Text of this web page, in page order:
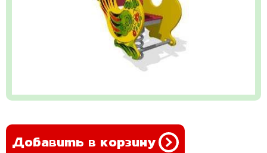
Добавить в корзину